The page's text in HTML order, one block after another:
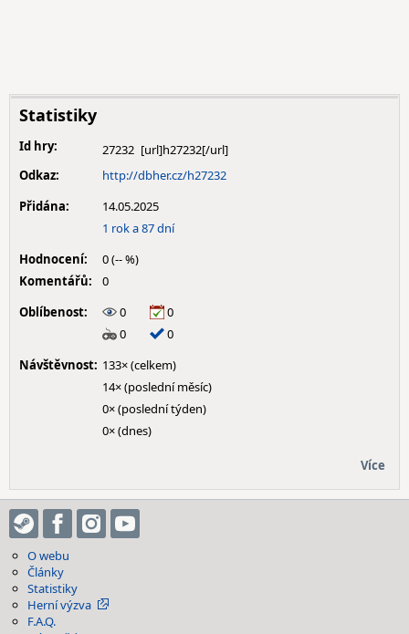
Statistiky
Id hry:
27232
Odkaz:
http://dbher.cz/h27232
Přidána:
14.05.2025
1 rok a 87 dní
Hodnocení:
0 (-- %)
Komentářů:
0
Oblíbenost:
0
0
0
0
Návštěvnost: 133× (celkem)
14× (poslední měsíc)
0× (poslední týden)
0× (dnes)
Více
O webu
Články
Statistiky
Herní výzva
F.A.Q.